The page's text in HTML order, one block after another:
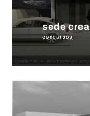
sede crea
concursos